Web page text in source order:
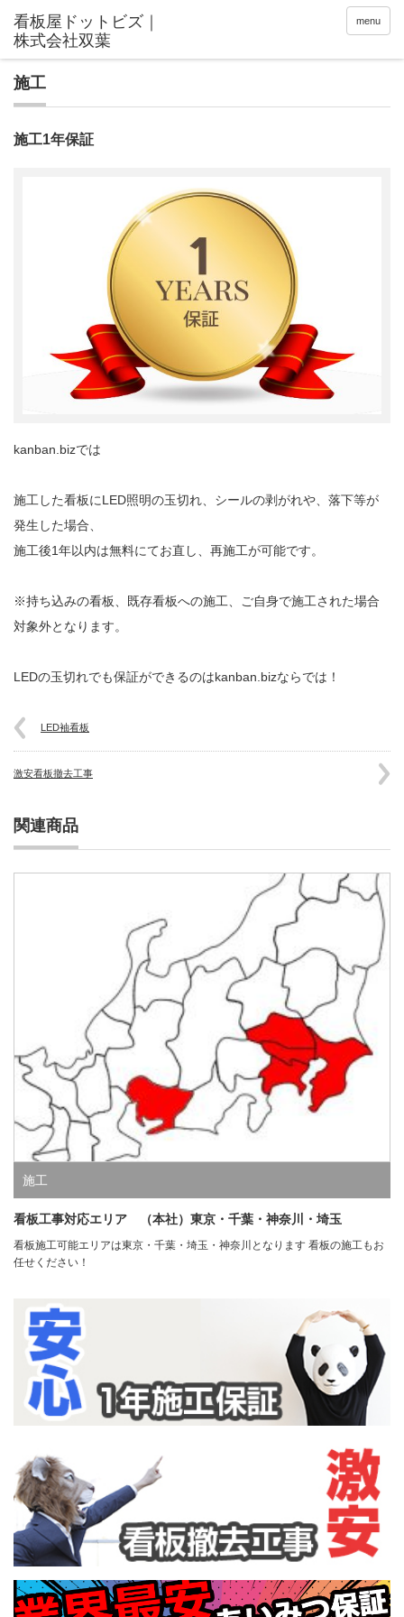
menu
施工
施工1年保証
kanban.bizでは
施工した看板にLED照明の玉切れ、シールの剥がれや、落下等が
発生した場合、
施工後1年以内は無料にてお直し、再施工が可能です。
※持ち込みの看板、既存看板への施工、ご自身で施工された場合
対象外となります。
LEDの玉切れでも保証ができるのはkanban.bizならでは！
LED袖看板
激安看板撤去工事
関連商品
施工
看板工事対応エリア （本社）東京・千葉・神奈川・埼玉
看板施工可能エリアは東京・千葉・埼玉・神奈川となります 看板の施工もお
任せください！